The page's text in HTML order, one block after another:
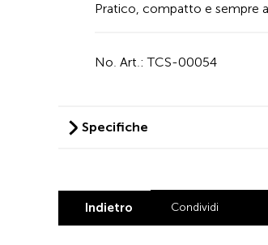
Pratico, compatto e sempre
No. Art.: TCS-00054
Specifiche
Indietro Condividi